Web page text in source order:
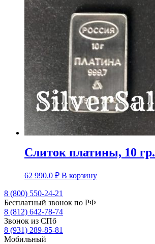
Слиток платины, 10 гр.
62 990.0 ₽ В корзину
8 (800) 550-24-21
Бесплатный звонок по РФ
8 (812) 642-78-74
Звонок из СПб
8 (931) 289-85-81
Мобильный